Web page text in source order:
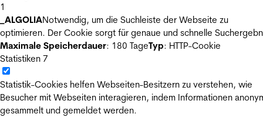
1
_ALGOLIANotwendig, um die Suchleiste der Webseite zu
optimieren. Der Cookie sorgt für genaue und schnelle
Maximale Speicherdauer: 180 TageTyp: HTTP-Cookie
Statistiken 7
Statistik-Cookies helfen Webseiten-Besitzern zu verstehen, wie
Besucher mit Webseiten interagieren, indem Informationen
gesammelt und gemeldet werden.